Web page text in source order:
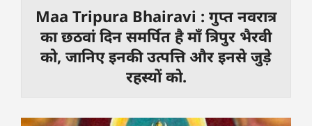
Maa Tripura Bhairavi : गुप्त नवरात्र
का छठवां दिन समर्पित है माँ त्रिपुर भैरवी
को, जानिए इनकी उत्पत्ति और इनसे जुड़े
रहस्यों को.